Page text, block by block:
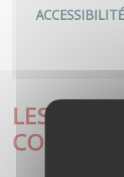
LES